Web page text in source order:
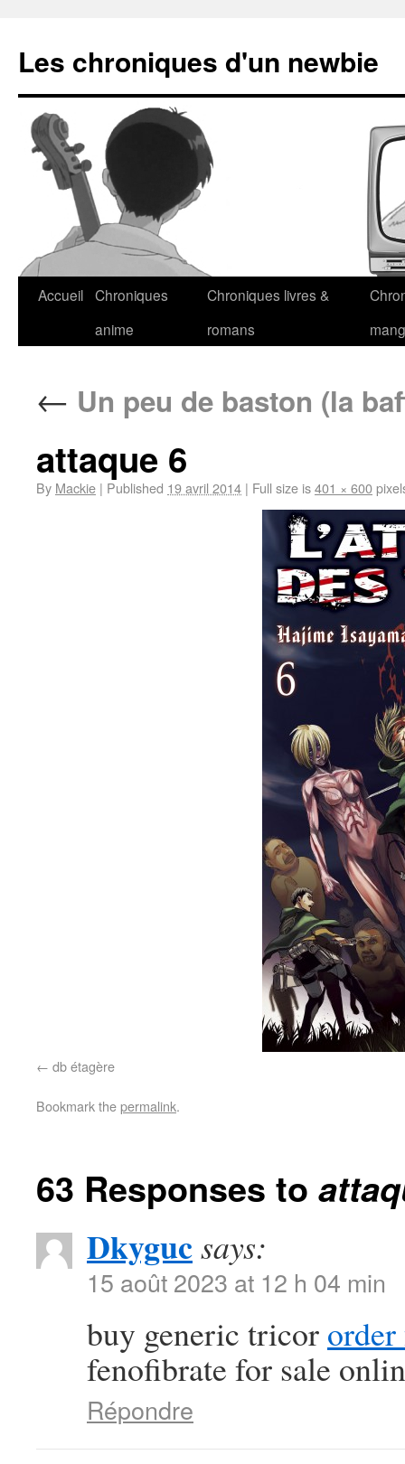
Les chroniques d'un newbie
Accueil Chroniques
anime
Chroniques livres &
romans
← Un peu de baston (la
attaque 6
By Mackie | Published 19 avril 2014 | Full size is401 × 600
db étagère
Bookmark thepermalink.
63 Responses to
Dkygucsays:
15 août 2023 at 12 h 04 min
buy generic tricor
fenofibrate for sale
Répondre